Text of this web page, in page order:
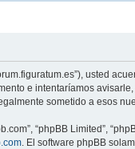
usted
e intentaríamos
sometido a esos
“phpBB Limited”,
. El software phpBB